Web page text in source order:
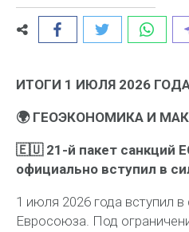
ИТОГИ 1 ИЮЛЯ 2026
🌍 ГЕОЭКОНОМИКА И
🇪🇺 21-й пакет санкций
официально вступил в
1 июля 2026 года вступил в
Евросоюза. Под